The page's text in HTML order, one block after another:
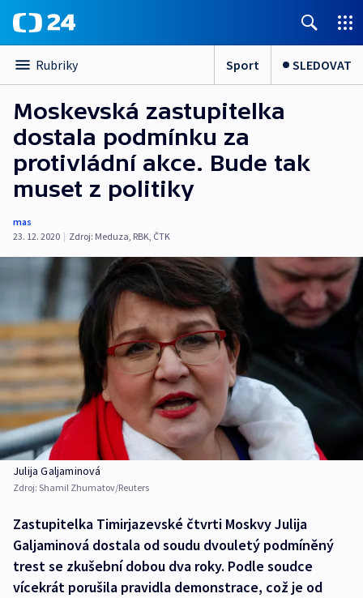
Rubriky Sport SLEDOVAT
Moskevská zastupitelka
dostala podmínku za
protivládní akce. Bude tak
muset z politiky
mas
23. 12. 2020 | Zdroj: Meduza, RBK, ČTK
Julija Galjaminová
Zdroj: Shamil Zhumatov/Reuters
Zastupitelka Timirjazevské čtvrti Moskvy Julija
Galjaminová dostala od soudu dvouletý podmíněný
trest se zkušební dobou dva roky. Podle soudce
vícekrát porušila pravidla demonstrace, což je od